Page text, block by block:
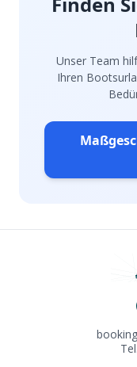
Unser Team
Ihren